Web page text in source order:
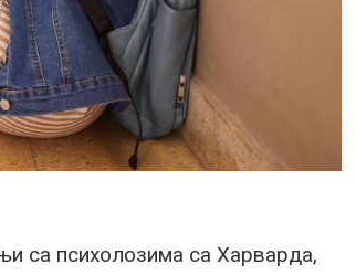
са психолозима са Харварда,